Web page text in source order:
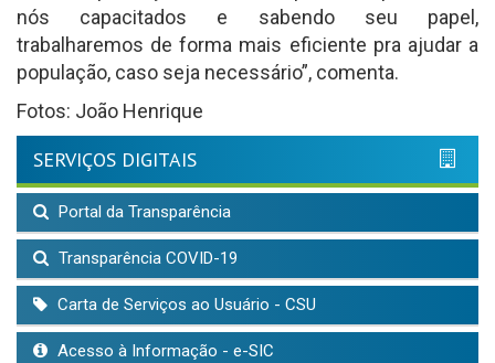
nós capacitados e sabendo seu papel,
trabalharemos de forma mais eficiente pra ajudar a
população, caso seja necessário”, comenta.
Fotos: João Henrique
SERVIÇOS DIGITAIS
Portal da Transparência
Transparência COVID-19
Carta de Serviços ao Usuário - CSU
Acesso à Informação - e-SIC